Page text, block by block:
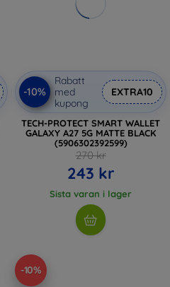
-10%
Rabatt
med
kupong
EXTRA10
TECH-PROTECT SMART WALLET
GALAXY A27 5G MATTE BLACK
(5906302392599)
270 kr
243 kr
Sista varan i lager
-10%